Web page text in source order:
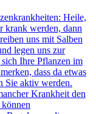
Heile,
krank werden, dann
uns mit Salben
legen uns zur
Ihre Pflanzen im
dass da etwas
Sie aktiv werden.
Krankheit den
können